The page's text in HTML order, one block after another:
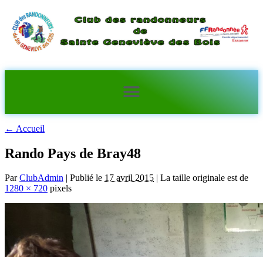
← Accueil
Rando Pays de Bray48
Par ClubAdmin | Publié le 17 avril 2015 | La taille originale est de
1280 × 720 pixels